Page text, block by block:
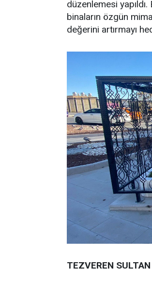
düzenlemesi
binaların özgün
değerini artırmayı
TEZVEREN